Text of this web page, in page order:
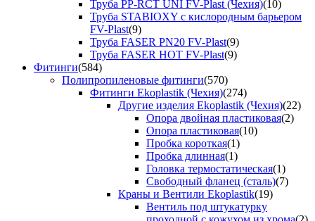
Труба PP-RCT UNI FV-Plast (Чехия)(10)
Труба STABIOXY с кислородным барьером
FV-Plast(9)
Труба FASER PN20 FV-Plast(9)
Труба FASER HOT FV-Plast(9)
Фитинги(584)
Полипропиленовые фитинги(570)
Фитинги Ekoplastik (Чехия)(274)
Другие изделия Ekoplastik (Чехия)(22)
Опора двойная пластиковая(2)
Опора пластиковая(10)
Пробка короткая(1)
Пробка длинная(1)
Головка термостатическая(1)
Свободный фланец (сталь)(7)
Краны и Вентили Ekoplastik(19)
Вентиль под штукатурку